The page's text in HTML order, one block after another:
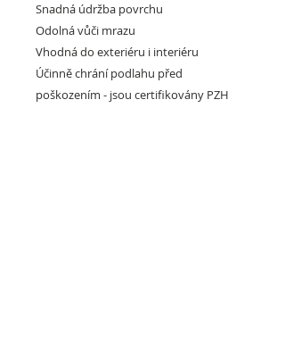
Snadná údržba povrchu
Odolná vůči mrazu
Vhodná do exteriéru i interiéru
Účinně chrání podlahu před
poškozením - jsou certifikovány PZH